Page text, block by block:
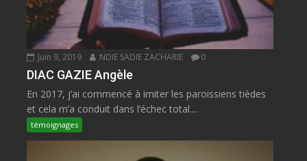
Juin 9, 2019 NDIE SADIE ZACHARIE 0
DIAC GAZIE Angèle
En 2017, j’ai commencé à imiter les paroissiens tièdes
et cela m’a conduit dans l’échec total....
témoignages